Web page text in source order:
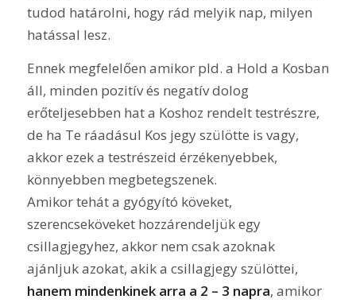
tudod határolni, hogy rád melyik nap, milyen
hatással lesz.
Ennek megfelelően amikor pld. a Hold a Kosban
áll, minden pozitív és negatív dolog
erőteljesebben hat a Koshoz rendelt testrészre,
de ha Te ráadásul Kos jegy szülötte is vagy,
akkor ezek a testrészeid érzékenyebbek,
könnyebben megbetegszenek.
Amikor tehát a gyógyító köveket,
szerencseköveket hozzárendeljük egy
csillagjegyhez, akkor nem csak azoknak
ajánljuk azokat, akik a csillagjegy szülöttei,
hanem mindenkinek arra a 2 – 3 napra, amikor